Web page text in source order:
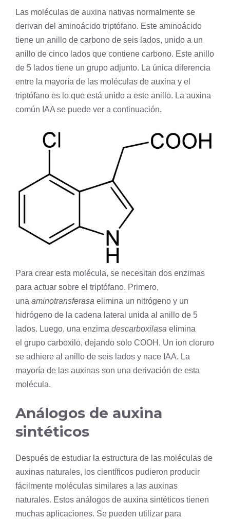
Las moléculas de auxina nativas normalmente se
derivan del aminoácido triptófano. Este aminoácido
tiene un anillo de carbono de seis lados, unido a un
anillo de cinco lados que contiene carbono. Este anillo
de 5 lados tiene un grupo adjunto. La única diferencia
entre la mayoría de las moléculas de auxina y el
triptófano es lo que está unido a este anillo. La auxina
común IAA se puede ver a continuación.
Para crear esta molécula, se necesitan dos enzimas
para actuar sobre el triptófano. Primero,
una aminotransferasa elimina un nitrógeno y un
hidrógeno de la cadena lateral unida al anillo de 5
lados. Luego, una enzima descarboxilasa elimina
el grupo carboxilo, dejando solo COOH. Un ion cloruro
se adhiere al anillo de seis lados y nace IAA. La
mayoría de las auxinas son una derivación de esta
molécula.
Análogos de auxina
sintéticos
Después de estudiar la estructura de las moléculas de
auxinas naturales, los científicos pudieron producir
fácilmente moléculas similares a las auxinas
naturales. Estos análogos de auxina sintéticos tienen
muchas aplicaciones. Se pueden utilizar para